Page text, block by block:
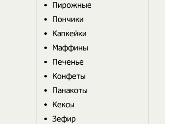
Пирожные
Пончики
Капкейки
Маффины
Печенье
Конфеты
Панакоты
Кексы
Зефир